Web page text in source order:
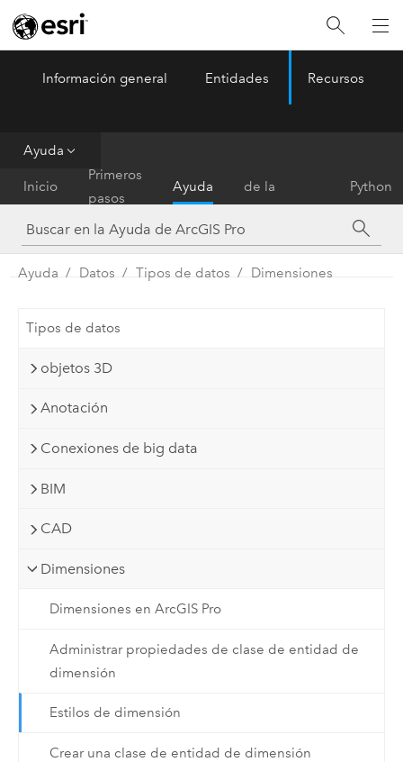
ArcGIS Pro Menu
Información general Entidades Recursos
Ayuda
Inicio
Primeros
pasos
Ayuda
de la
herramienta
Python
Ayuda Datos Tipos de datos Dimensiones
Tipos de datos
objetos 3D
Anotación
Conexiones de big data
BIM
CAD
Dimensiones
Dimensiones en ArcGIS Pro
Administrar propiedades de clase de entidad de
dimensión
Estilos de dimensión
Crear una clase de entidad de dimensión